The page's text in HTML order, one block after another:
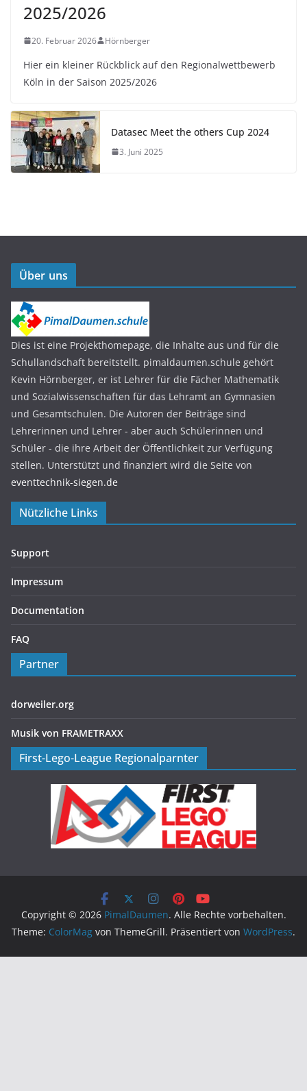
2025/2026
20. Februar 2026 Hörnberger
Hier ein kleiner Rückblick auf den Regionalwettbewerb
Köln in der Saison 2025/2026
Datasec Meet the others Cup 2024
3. Juni 2025
Über uns
Dies ist eine Projekthomepage, die Inhalte aus und für die
Schullandschaft bereitstellt. pimaldaumen.schule gehört
Kevin Hörnberger, er ist Lehrer für die Fächer Mathematik
und Sozialwissenschaften für das Lehramt an Gymnasien
und Gesamtschulen. Die Autoren der Beiträge sind
Lehrerinnen und Lehrer - aber auch Schülerinnen und
Schüler - die ihre Arbeit der Öffentlichkeit zur Verfügung
stellen. Unterstützt und finanziert wird die Seite von
eventtechnik-siegen.de
Nützliche Links
Support
Impressum
Documentation
FAQ
Partner
dorweiler.org
Musik von FRAMETRAXX
First-Lego-League Regionalparnter
Copyright © 2026 PimalDaumen. Alle Rechte vorbehalten.
Theme: ColorMag von ThemeGrill. Präsentiert von WordPress.